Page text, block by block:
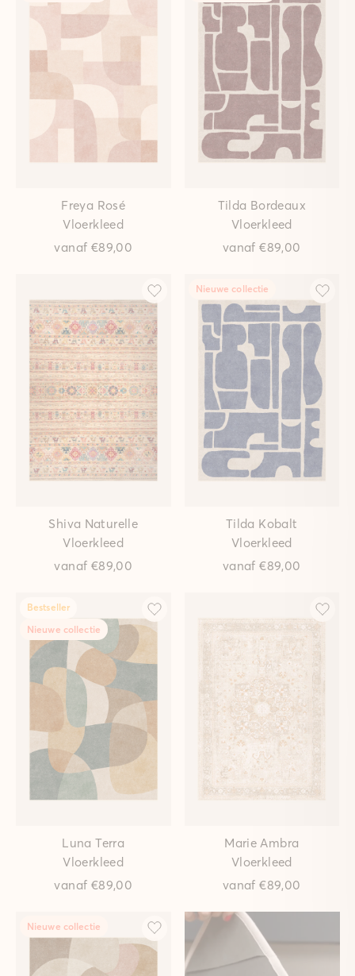
Freya Rosé
Vloerkleed
vanaf €89,00
Tilda Bordeaux
Vloerkleed
vanaf€89,00
Shiva Naturelle
Vloerkleed
vanaf €89,00
Nieuwe collectie
Tilda Kobalt
Vloerkleed
vanaf€89,00
Bestseller
Nieuwe collectie
Luna Terra
Vloerkleed
vanaf €89,00
Marie Ambra
Vloerkleed
vanaf€89,00
Nieuwe collectie